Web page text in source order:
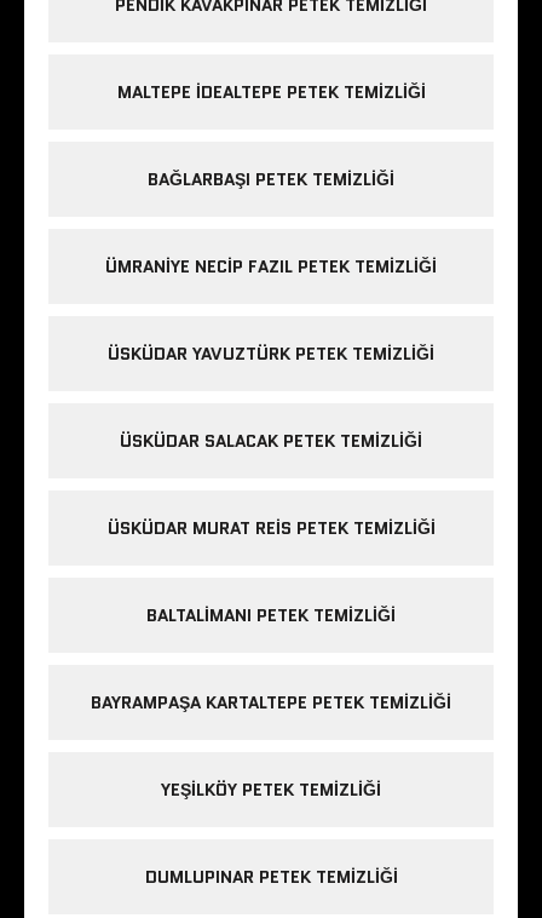
MALTEPE IDEALTEPE PETEK TEMIZLIĞI
BAĞLARBAŞI PETEK TEMIZLIĞI
ÜMRANIYE NECIP FAZIL PETEK TEMIZLIĞI
ÜSKÜDAR YAVUZTÜRK PETEK TEMIZLIĞI
ÜSKÜDAR SALACAK PETEK TEMIZLIĞI
ÜSKÜDAR MURAT REIS PETEK TEMIZLIĞI
BALTALIMANI PETEK TEMIZLIĞI
BAYRAMPAŞA KARTALTEPE PETEK TEMIZLIĞI
YEŞILKÖY PETEK TEMIZLIĞI
DUMLUPINAR PETEK TEMIZLIĞI